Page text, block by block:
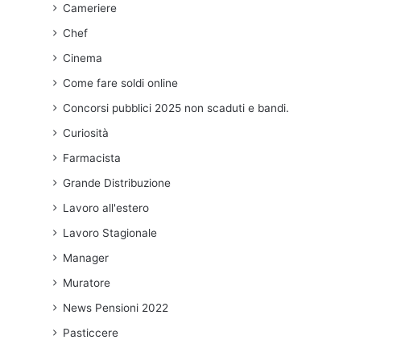
Cameriere
Chef
Cinema
Come fare soldi online
Concorsi pubblici 2025 non scaduti e bandi.
Curiosità
Farmacista
Grande Distribuzione
Lavoro all'estero
Lavoro Stagionale
Manager
Muratore
News Pensioni 2022
Pasticcere